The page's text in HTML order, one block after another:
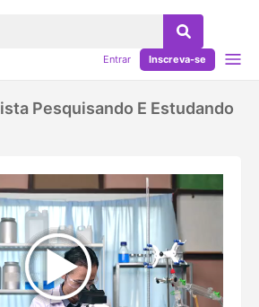
Entrar Inscreva-se
Pesquisando E Estudando